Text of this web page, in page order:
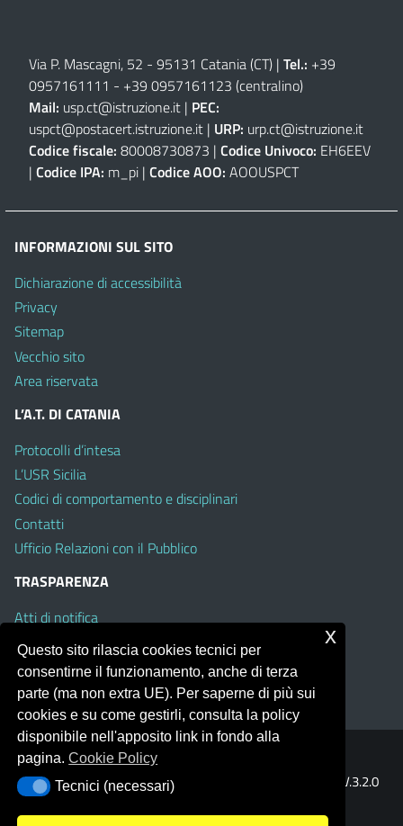
Via P. Mascagni, 52 - 95131 Catania (CT) | Tel.: +39
0957161111 - +39 0957161123 (centralino)
Mail: usp.ct@istruzione.it | PEC:
uspct@postacert.istruzione.it | URP: urp.ct@istruzione.it
Codice fiscale: 80008730873 | Codice Univoco: EH6EEV
| Codice IPA: m_pi | Codice AOO: AOOUSPCT
INFORMAZIONI SUL SITO
Dichiarazione di accessibilità
Privacy
Sitemap
Vecchio sito
Area riservata
L’A.T. DI CATANIA
Protocolli d’intesa
L’USR Sicilia
Codici di comportamento e disciplinari
Contatti
Ufficio Relazioni con il Pubblico
TRASPARENZA
Atti di notifica
Albo on line
Amministrazione Trasparente
Obiettivi di Accessibilità
Portale realizzato con la piattaforma
Template Italia configurato sul tema accessibile
V.3.2.0
(Mizar)
Questo sito rilascia cookies tecnici per
consentirne il funzionamento, anche di terza
parte (ma non extra UE). Per saperne di più sui
cookies e su come gestirli, consulta la policy
disponibile nell'apposito link in fondo alla
pagina.Cookie Policy
Tecnici (necessari)
Tecnici (necessari)
x